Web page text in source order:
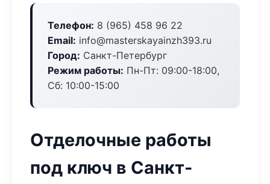
Телефон: 8 (965) 458 96 22
Email: info@masterskayainzh393.ru
Город: Санкт-Петербург
Режим работы: Пн-Пт: 09:00-18:00,
Сб: 10:00-15:00
Отделочные работы
под ключ в Санкт-